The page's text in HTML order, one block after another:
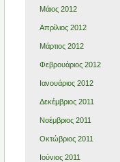
Μάιος 2012
Απρίλιος 2012
Μάρτιος 2012
Φεβρουάριος 2012
Ιανουάριος 2012
Δεκέμβριος 2011
Νοέμβριος 2011
Οκτώβριος 2011
Ιούνιος 2011